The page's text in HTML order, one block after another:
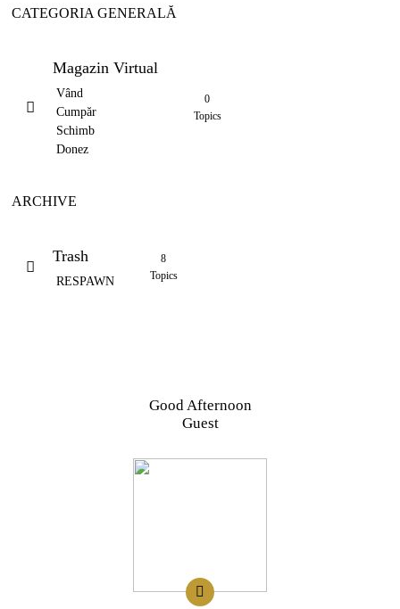
CATEGORIA GENERALĂ
Magazin Virtual
Vând
Cumpăr
Schimb
Donez
0
Topics
ARCHIVE
Trash
RESPAWN
8
Topics
Good Afternoon
Guest